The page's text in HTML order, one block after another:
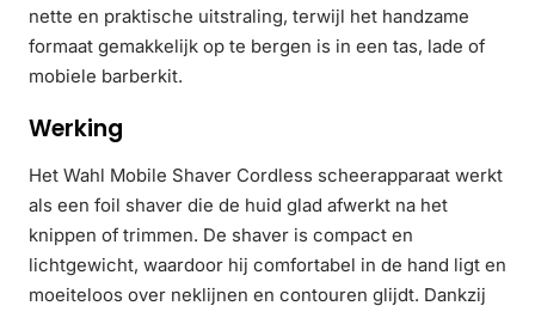
nette en praktische uitstraling, terwijl het handzame
formaat gemakkelijk op te bergen is in een tas, lade of
mobiele barberkit.
Werking
Het Wahl Mobile Shaver Cordless scheerapparaat werkt
als een foil shaver die de huid glad afwerkt na het
knippen of trimmen. De shaver is compact en
lichtgewicht, waardoor hij comfortabel in de hand ligt en
moeiteloos over neklijnen en contouren glijdt. Dankzij